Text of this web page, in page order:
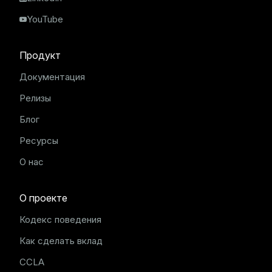
YouTube
Продукт
Документация
Релизы
Блог
Ресурсы
О нас
О проекте
Кодекс поведения
Как сделать вклад
CCLA